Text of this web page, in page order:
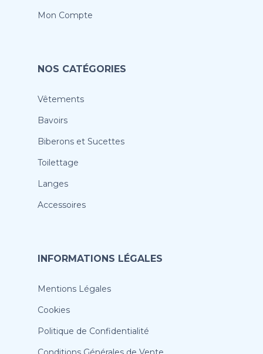
Mon Compte
NOS CATÉGORIES
Vêtements
Bavoirs
Biberons et Sucettes
Toilettage
Langes
Accessoires
INFORMATIONS LÉGALES
Mentions Légales
Cookies
Politique de Confidentialité